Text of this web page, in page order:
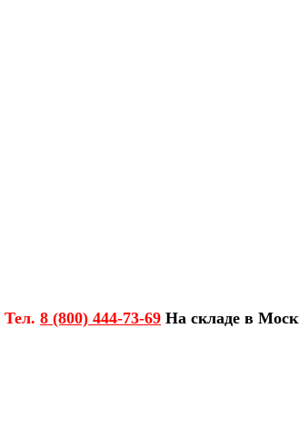
Тел. 8 (800) 444-73-69 На складе в